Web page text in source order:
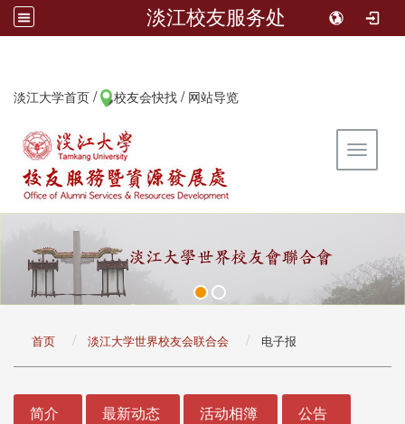
淡江校友服务处
淡江大学首页 / 校友会快找 / 网站导览
首页 淡江大学世界校友会联合会 电子报
简介 最新动态 活动相簿 公告